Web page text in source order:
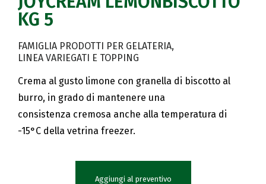
KG 5
FAMIGLIA PRODOTTI PER GELATERIA
LINEA VARIEGATI E TOPPING
Crema al gusto limone con granella di biscotto al
burro, in grado di mantenere una
consistenza cremosa anche alla temperatura di
-15°C della vetrina freezer.
Aggiungi al preventivo